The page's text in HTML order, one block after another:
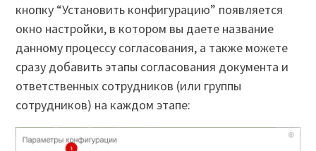
кнопку “Установить конфигурацию” появляется
окно настройки, в котором вы даете название
данному процессу согласования, а также можете
сразу добавить этапы согласования документа и
ответственных сотрудников (или группы
сотрудников) на каждом этапе: